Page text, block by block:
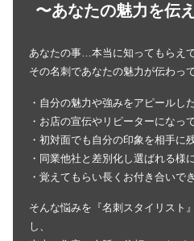
〜あなたの魅力を伝
あなたの事…本当に知ってもらえ
その名刺であなたの魅力が伝わっ
・自分の魅力や強みをアピールし
・お店の宣伝やリピーターになっ
・初対面でも自分の印象を相手に
・同業他社と差別化し選ばれる様
・覚えてもらい長くお付き合いで
そんな悩みを『名刺スタイリスト
し、